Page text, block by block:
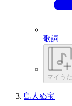
歌詞
マイうた
島人ぬ宝